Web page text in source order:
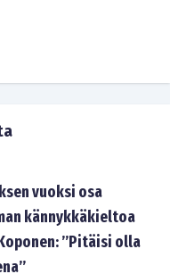
vuoksi osa
kännykkäkieltoa
”Pitäisi olla